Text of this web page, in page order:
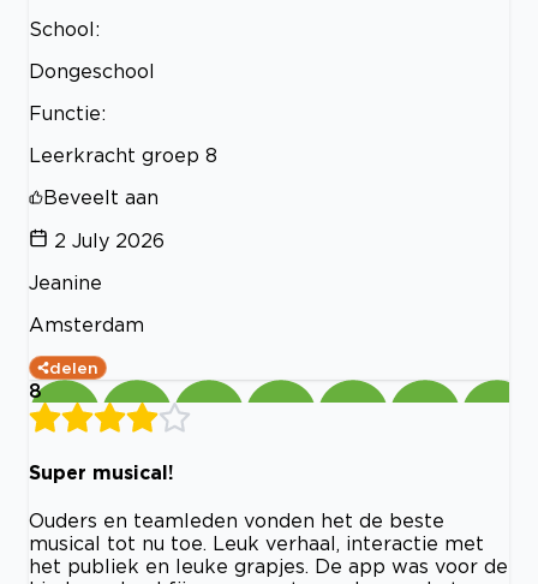
School:
Dongeschool
Functie:
Leerkracht groep 8
Beveelt aan
2 July 2026
Jeanine
Amsterdam
delen
8
Super musical!
Ouders en teamleden vonden het de beste
musical tot nu toe. Leuk verhaal, interactie met
het publiek en leuke grapjes. De app was voor de